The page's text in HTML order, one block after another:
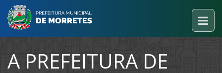
A PREFEITURA DE